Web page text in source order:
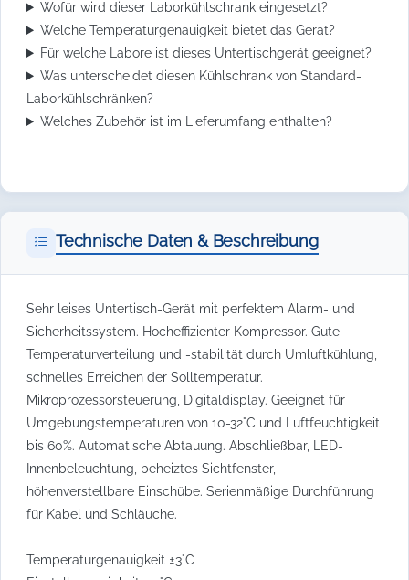
Wofür wird dieser Laborkühlschrank eingesetzt?
Welche Temperaturgenauigkeit bietet das Gerät?
Für welche Labore ist dieses Untertischgerät geeignet?
Was unterscheidet diesen Kühlschrank von Standard-
Laborkühlschränken?
Welches Zubehör ist im Lieferumfang enthalten?
Technische Daten & Beschreibung
Sehr leises Untertisch-Gerät mit perfektem Alarm- und
Sicherheitssystem. Hocheffizienter Kompressor. Gute
Temperaturverteilung und -stabilität durch Umluftkühlung,
schnelles Erreichen der Solltemperatur.
Mikroprozessorsteuerung, Digitaldisplay. Geeignet für
Umgebungstemperaturen von 10-32°C und Luftfeuchtigkeit
bis 60%. Automatische Abtauung. Abschließbar, LED-
Innenbeleuchtung, beheiztes Sichtfenster,
höhenverstellbare Einschübe. Serienmäßige Durchführung
für Kabel und Schläuche.
Temperaturgenauigkeit ±3°C